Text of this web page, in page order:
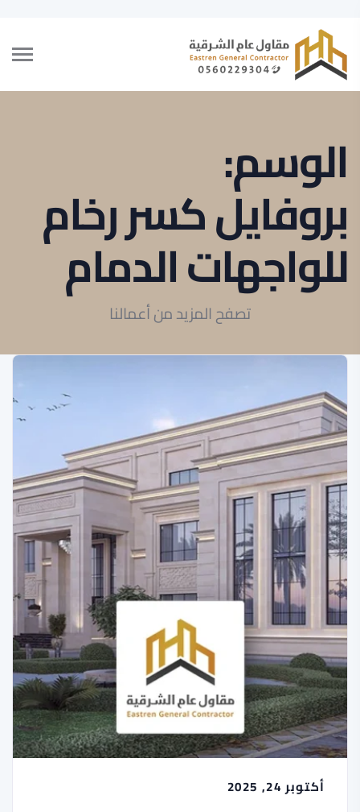
الوسم:
بروفايل كسر رخام
للواجهات الدمام
تصفح المزيد من أعمالنا
أكتوبر 24, 2025